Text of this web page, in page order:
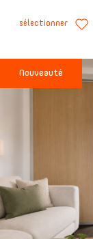
sélectionner
Nouveauté